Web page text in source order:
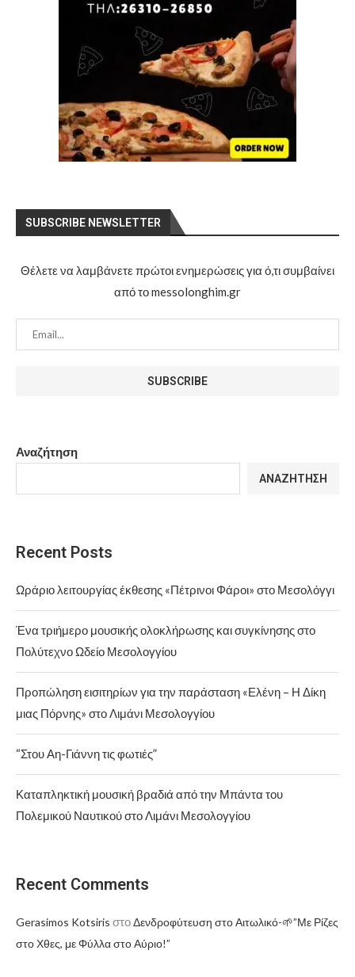
Αναζήτηση
ΑΝΑΖΉΤΗΣΗ
Recent Posts
Ωράριο λειτουργίας έκθεσης «Πέτρινοι Φάροι» στο Μεσολόγγι
Ένα τριήμερο μουσικής ολοκλήρωσης και συγκίνησης στο
Πολύτεχνο Ωδείο Μεσολογγίου
Προπώληση εισιτηρίων για την παράσταση «Ελένη – Η Δίκη
μιας Πόρνης» στο Λιμάνι Μεσολογγίου
“Στου Αη-Γιάννη τις φωτιές”
Καταπληκτική μουσική βραδιά από την Μπάντα του
Πολεμικού Ναυτικού στο Λιμάνι Μεσολογγίου
Recent Comments
Gerasimos Kotsiris στοΔενδροφύτευση στο Αιτωλικό-🌱”Με Ρίζες
στο Χθες, με Φύλλα στο Αύριο!”
SUBSCRIBE NEWSLETTER
Θέλετε να λαμβάνετε πρώτοι ενημερώσεις για ό,τι συμβαίνει
από το messolonghim.gr